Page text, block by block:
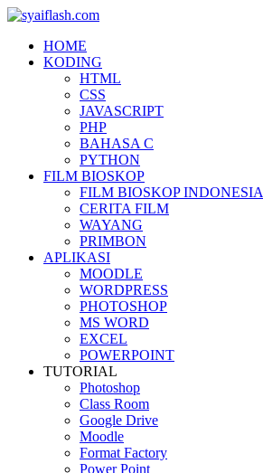
HOME
KODING
HTML
CSS
JAVASCRIPT
PHP
BAHASA C
PYTHON
FILM BIOSKOP
FILM BIOSKOP INDONESIA
CERITA FILM
WAYANG
PRIMBON
APLIKASI
MOODLE
WORDPRESS
PHOTOSHOP
MS WORD
EXCEL
POWERPOINT
TUTORIAL
Photoshop
Class Room
Google Drive
Moodle
Format Factory
Power Point